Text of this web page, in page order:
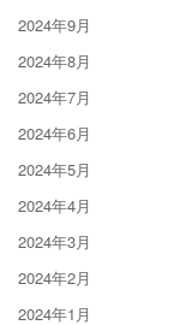
2024年9月
2024年8月
2024年7月
2024年6月
2024年5月
2024年4月
2024年3月
2024年2月
2024年1月